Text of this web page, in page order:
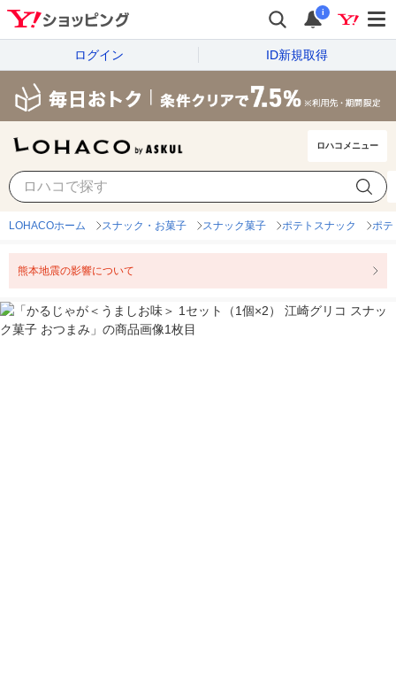
i
ログイン ID新規取得
ロハコメニュー
LOHACOホーム スナック・お菓子 スナック菓子 ポテトスナック ポテ
熊本地震の影響について